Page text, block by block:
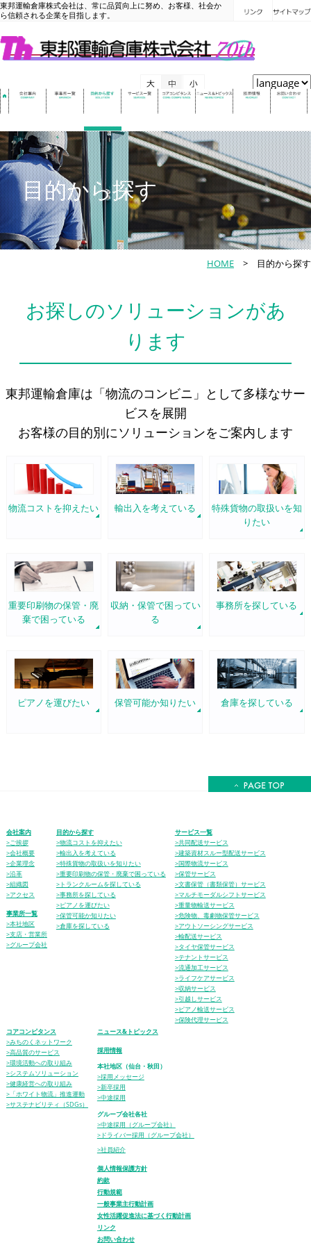
東邦運輸倉庫株式会社は、常に品質向上に努め、お客様、社会か
ら信頼される企業を目指します。
目的から探す
HOME > 目的から探す
お探しのソリューションがあ
ります
東邦運輸倉庫は「物流のコンビニ」として多様なサー
ビスを展開
お客様の目的別にソリューションをご案内します
物流コストを抑えたい 輸出入を考えている
特殊貨物の取扱いを知
りたい
重要印刷物の保管・廃
棄で困っている
収納・保管で困ってい
る
事務所を探している
ピアノを運びたい 保管可能か知りたい 倉庫を探している
会社案内
>ご挨拶
>会社概要
>企業理念
>沿革
>組織図
>アクセス
事業所一覧
>本社地区
>支店・営業所
>グループ会社
目的から探す
>物流コストを抑えたい
>輸出入を考えている
>特殊貨物の取扱いを知りたい
>重要印刷物の保管・廃棄で困っている
>トランクルームを探している
>事務所を探している
>ピアノを運びたい
>保管可能か知りたい
>倉庫を探している
サービス一覧
>共同配送サービス
>建築資材スルー型配送サービス
>国際物流サービス
>保管サービス
>文書保管（書類保管）サービス
>マルチモーダルシフトサービス
>重量物輸送サービス
>危険物、毒劇物保管サービス
>アウトソーシングサービス
>輸配送サービス
>タイヤ保管サービス
>テナントサービス
>流通加工サービス
>ライフケアサービス
>収納サービス
>引越しサービス
>ピアノ輸送サービス
>保険代理サービス
コアコンピタンス
>みちのくネットワーク
>高品質のサービス
>環境活動への取り組み
>システムソリューション
>健康経営への取り組み
>「ホワイト物流」推進運動
>サステナビリティ（SDGs）
ニュース&トピックス
採用情報
本社地区（仙台・秋田）
>採用メッセージ
>新卒採用
>中途採用
グループ会社各社
>中途採用（グループ会社）
>ドライバー採用（グループ会社）
>社員紹介
個人情報保護方針
約款
行動規範
一般事業主行動計画
女性活躍促進法に基づく行動計画
リンク
お問い合わせ